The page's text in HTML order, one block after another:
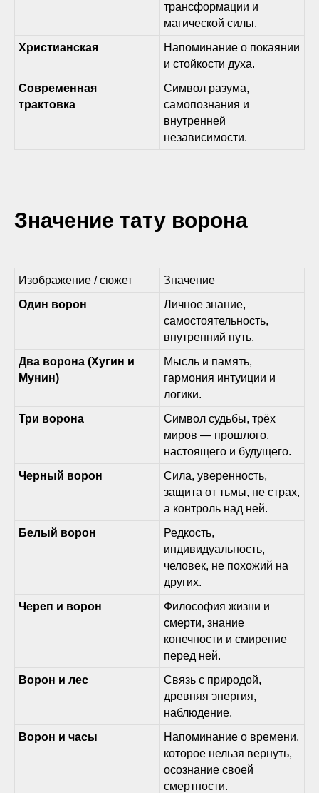
трансформации и
магической силы.
Христианская
Напоминание о покаянии
и стойкости духа.
Современная
трактовка
Символ разума,
самопознания и
внутренней
независимости.
Значение тату ворона
Изображение / сюжет
Значение
Один ворон
Личное знание,
самостоятельность,
внутренний путь.
Два ворона (Хугин и
Мунин)
Мысль и память,
гармония интуиции и
логики.
Три ворона
Символ судьбы, трёх
миров — прошлого,
настоящего и будущего.
Черный ворон
Сила, уверенность,
защита от тьмы, не страх,
а контроль над ней.
Белый ворон
Редкость,
индивидуальность,
человек, не похожий на
других.
Череп и ворон
Философия жизни и
смерти, знание
конечности и смирение
перед ней.
Ворон и лес
Связь с природой,
древняя энергия,
наблюдение.
Ворон и часы
Напоминание о времени,
которое нельзя вернуть,
осознание своей
смертности.